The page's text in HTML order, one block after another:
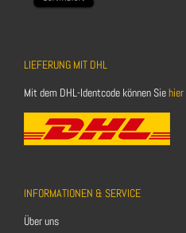
LIEFERUNG MIT DHL
Mit dem DHL-Identcode können Siehier
INFORMATIONEN & SERVICE
Über uns